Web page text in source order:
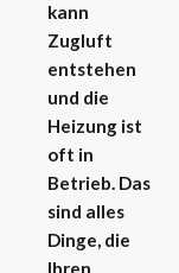
kann
Zugluft
entstehen
und die
Heizung ist
oft in
Betrieb. Das
sind alles
Dinge, die
Ihren